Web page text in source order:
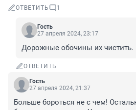
ОТВЕТИТЬ 1
Гость
27 апреля 2024, 23:17
Дорожные обочины их чистить.
ОТВЕТИТЬ
Гость
27 апреля 2024, 21:37
Больше бороться не с чем!